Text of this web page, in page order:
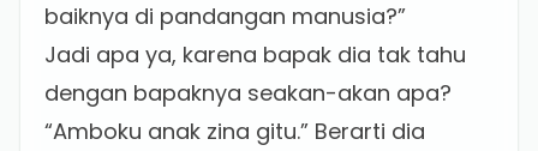
baiknya di pandangan manusia?”
Jadi apa ya, karena bapak dia tak tahu
dengan bapaknya seakan-akan apa?
“Amboku anak zina gitu.” Berarti dia